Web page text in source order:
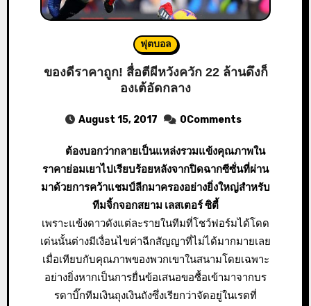
ฟุตบอล
ของดีราคาถูก! สื่อตีผีหวังควัก 22 ล้านดึงก็
องเต้อัดกลาง
August 15, 2017 0Comments
ต้องบอกว่ากลายเป็นแหล่งรวมแข้งคุณภาพใน
ราคาย่อมเยาไปเรียบร้อยหลังจากปิดฉากซีซั่นที่ผ่าน
มาด้วยการคว้าแชมป์ลีกมาครองอย่างยิ่งใหญ่สำหรับ
ทีมจิ้กจอกสยาม เลสเตอร์ ซิตี้
เพราะแข้งดาวดังแต่ละรายในทีมที่โชว์ฟอร์มได้โดด
เด่นนั้นต่างมีเงื่อนไขค่าฉีกสัญญาที่ไม่ได้มากมายเลย
เมื่อเทียบกับคุณภาพของพวกเขาในสนามโดยเฉพาะ
อย่างยิ่งหากเป็นการยื่นข้อเสนอขอซื้อเข้ามาจากบร
รดาบิ๊กทีมเงินถุงเงินถังซึ่งเรียกว่าจัดอยู่ในเรตที่